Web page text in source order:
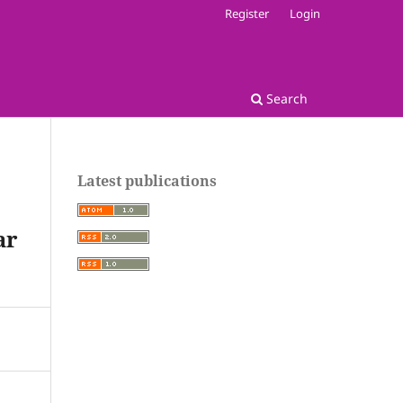
Search
Register Login
Latest publications